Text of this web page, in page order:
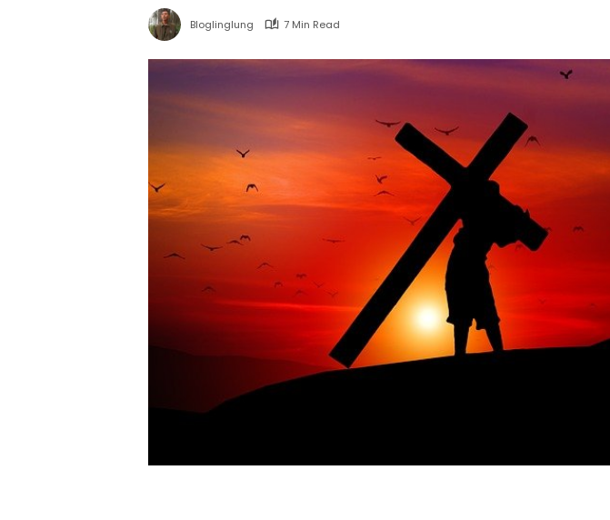
Bloglinglung 7 Min Read